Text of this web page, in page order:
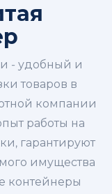
- удобный и
товаров в
компании
работы на
гарантируют
имущества
контейнеры